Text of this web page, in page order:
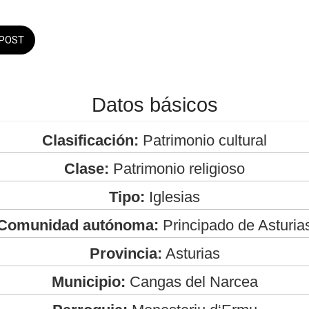
Datos básicos
Clasificación: Patrimonio cultural
Clase: Patrimonio religioso
Tipo: Iglesias
autónoma: Principado de
Provincia: Asturias
Municipio: Cangas del Narcea